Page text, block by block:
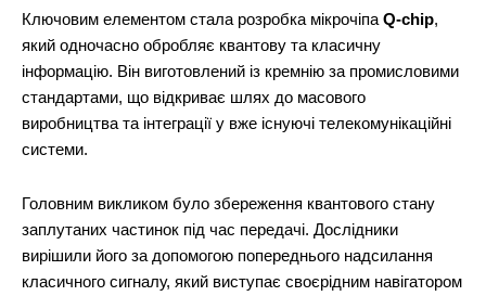
Ключовим елементом стала розробка мікрочіпа Q-chip,
який одночасно обробляє квантову та класичну
інформацію. Він виготовлений із кремнію за промисловими
стандартами, що відкриває шлях до масового
виробництва та інтеграції у вже існуючі телекомунікаційні
системи.
Головним викликом було збереження квантового стану
заплутаних частинок під час передачі. Дослідники
вирішили його за допомогою попереднього надсилання
класичного сигналу, який виступає своєрідним навігатором